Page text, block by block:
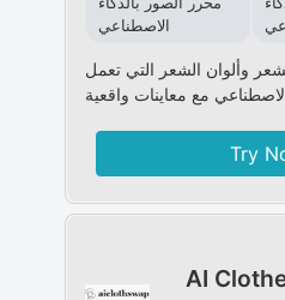
الاصطناعي
وألوان الشعر التي تعمل
Try
AI